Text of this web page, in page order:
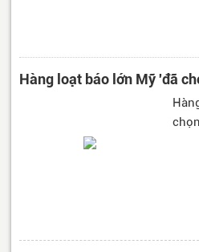
Hàng loạt báo lớn Mỹ 'đã